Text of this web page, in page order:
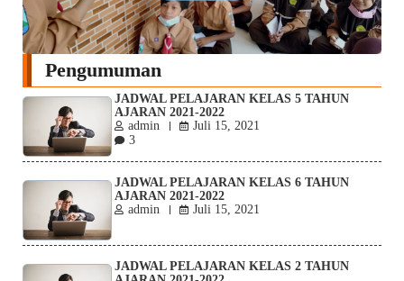
Pengumuman
JADWAL PELAJARAN KELAS 5 TAHUN
AJARAN 2021-2022
admin
Juli 15, 2021
3
JADWAL PELAJARAN KELAS 6 TAHUN
AJARAN 2021-2022
admin
Juli 15, 2021
JADWAL PELAJARAN KELAS 2 TAHUN